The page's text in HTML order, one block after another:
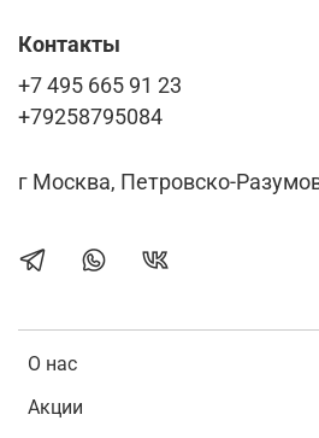
О нас
Акции
Контакты
+7 495 665 91 23
+79258795084
г Москва, Петровско-